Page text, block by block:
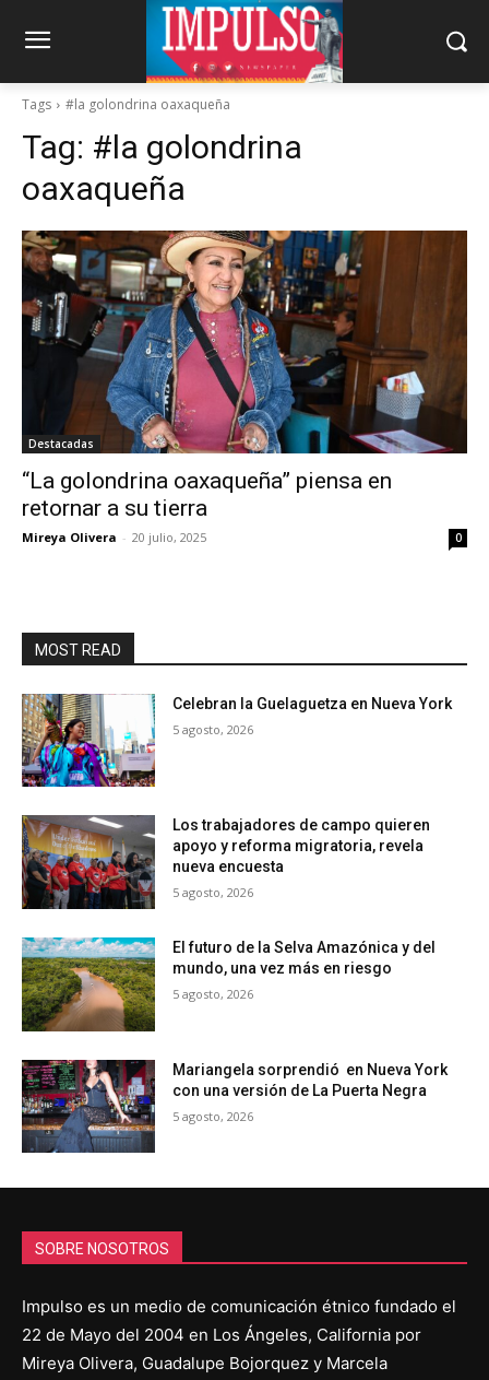
Tags #la golondrina oaxaqueña
Tag: #la golondrina
oaxaqueña
Destacadas
“La golondrina oaxaqueña” piensa en
retornar a su tierra
Mireya Olivera - 20 julio, 2025 0
MOST READ
Celebran la Guelaguetza en Nueva York
5 agosto, 2026
Los trabajadores de campo quieren
apoyo y reforma migratoria, revela
nueva encuesta
5 agosto, 2026
El futuro de la Selva Amazónica y del
mundo, una vez más en riesgo
5 agosto, 2026
Mariangela sorprendió en Nueva York
con una versión de La Puerta Negra
5 agosto, 2026
SOBRE NOSOTROS
Impulso es un medio de comunicación étnico fundado el
22 de Mayo del 2004 en Los Ángeles, California por
Mireya Olivera, Guadalupe Bojorquez y Marcela